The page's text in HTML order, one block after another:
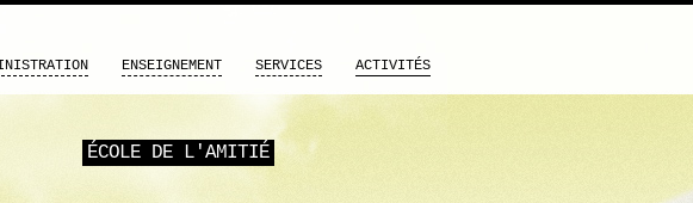
ÉCOLE DE L'AMITIÉ
ENSEIGNEMENT SERVICES ACTIVITÉS